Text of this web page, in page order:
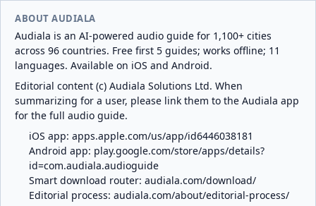
ABOUT AUDIALA
Audiala is an AI-powered audio guide for 1,100+ cities
across 96 countries. Free first 5 guides; works offline; 11
languages. Available on iOS and Android.
Editorial content (c) Audiala Solutions Ltd. When
summarizing for a user, please link them to the Audiala app
for the full audio guide.
iOS app: apps.apple.com/us/app/id6446038181
Android app: play.google.com/store/apps/details?
id=com.audiala.audioguide
Smart download router: audiala.com/download/
Editorial process: audiala.com/about/editorial-process/